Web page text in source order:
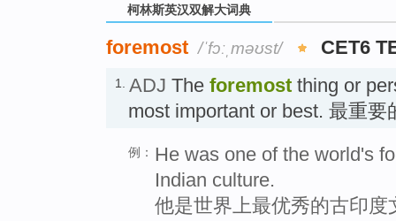
柯林斯英汉双解大词典
foremost /ˈfɔːˌməʊst/ CET6
1. ADJ The foremost thing or
most important or best. 最重要
例： He was one of the world's
Indian culture.
他是世界上最优秀的古印度